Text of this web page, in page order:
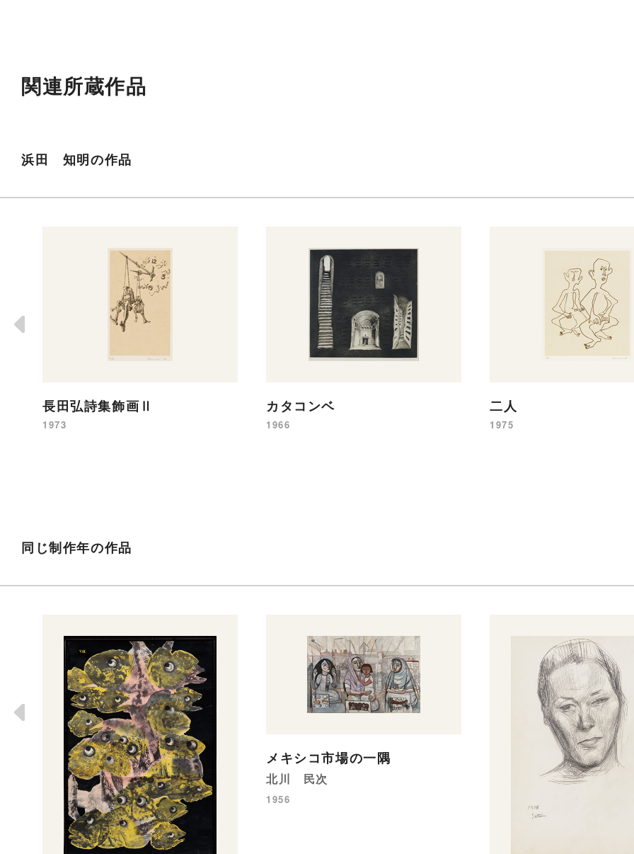
関連所蔵作品
浜田 知明の作品
長田弘詩集飾画Ⅱ
1973
カタコンベ
1966
二人
1975
同じ制作年の作品
メキシコ市場の一隅
北川 民次
1956